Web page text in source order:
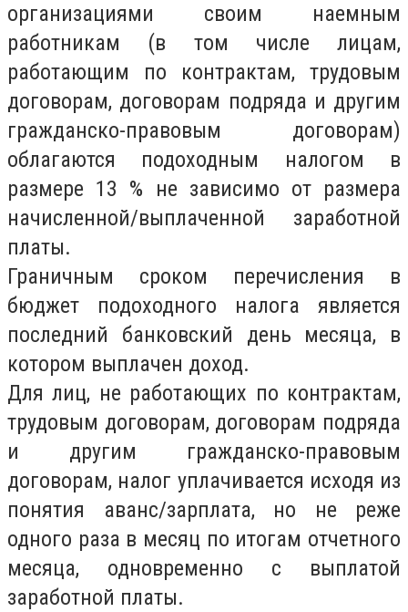
организациями своим наемным
работникам (в том числе лицам,
работающим по контрактам, трудовым
договорам, договорам подряда и другим
гражданско-правовым договорам)
облагаются подоходным налогом в
размере 13 % не зависимо от размера
начисленной/выплаченной заработной
платы.
Граничным сроком перечисления в
бюджет подоходного налога является
последний банковский день месяца, в
котором выплачен доход.
Для лиц, не работающих по контрактам,
трудовым договорам, договорам подряда
и другим гражданско-правовым
договорам, налог уплачивается исходя из
понятия аванс/зарплата, но не реже
одного раза в месяц по итогам отчетного
месяца, одновременно с выплатой
заработной платы.